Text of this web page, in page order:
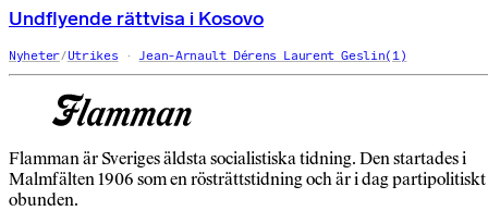
Undflyende rättvisa i Kosovo
Nyheter/Utrikes Jean-Arnault Dérens Laurent Geslin(1)
Flamman är Sveriges äldsta socialistiska tidning. Den startades i
Malmfälten 1906 som en rösträttstidning och är i dag partipolitiskt
obunden.